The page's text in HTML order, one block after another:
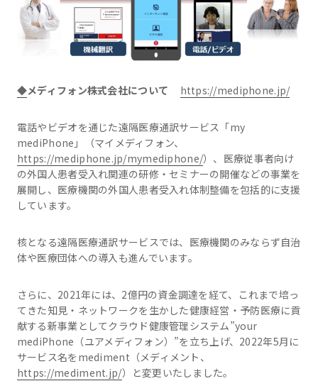
◆メディフォン株式会社について https://mediphone.jp/
電話やビデオを通じた遠隔医療通訳サービス「my
mediPhone」（マイメディフォン、
https://mediphone.jp/mymediphone/）、医療従事者向け
の外国人患者受入れ関連の研修・セミナーの開催などの事業を
展開し、医療機関の外国人患者受入れ体制整備を包括的に支援
しています。
核となる遠隔医療通訳サービスでは、医療機関のみならず自治
体や医療団体への導入も進んでいます。
さらに、2021年には、2億円の資金調達を経て、これまで培っ
てきた知見・ネットワークを生かした健康経営・予防医療に貢
献する新事業としてクラウド健康管理システム”your
mediPhone（ユアメディフォン）”を立ち上げ、2022年5月に
サービス名をmediment（メディメント、
https://mediment.jp/）と変更いたしました。